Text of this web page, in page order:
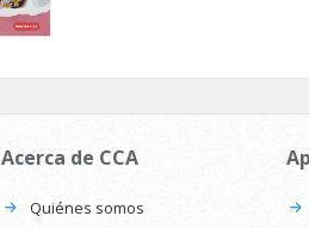
Acerca de CCA
Quiénes somos